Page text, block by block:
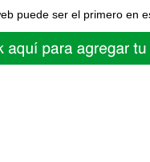
puede ser el primero en